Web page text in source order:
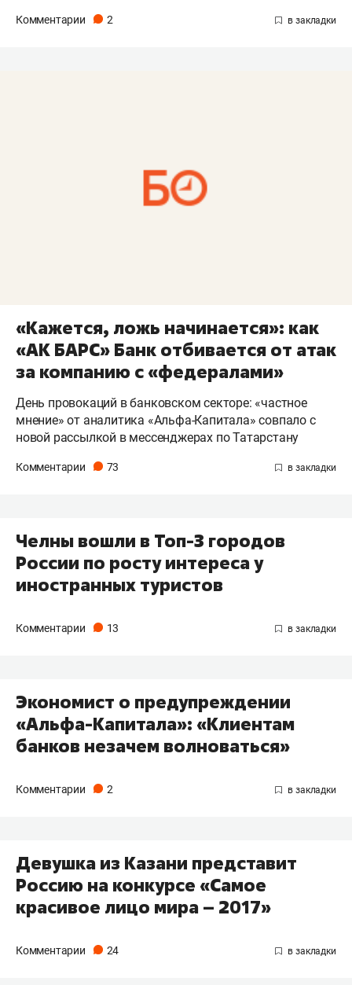
Комментарии 2
«Кажется, ложь начинается»: как
«АК БАРС» Банк отбивается от атак
за компанию с «федералами»
День провокаций в банковском секторе: «частное
мнение» от аналитика «Альфа-Капитала» совпало с
новой рассылкой в мессенджерах по Татарстану
Комментарии 73
Челны вошли в Топ-3 городов
России по росту интереса у
иностранных туристов
Комментарии 13
Экономист о предупреждении
«Альфа-Капитала»: «Клиентам
банков незачем волноваться»
Комментарии 2
Девушка из Казани представит
Россию на конкурсе «Самое
красивое лицо мира – 2017»
Комментарии 24